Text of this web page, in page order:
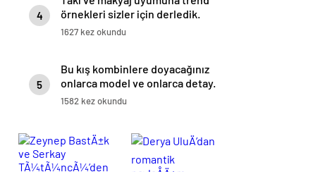
4
örnekleri sizler için derledik.
1627 kez okundu
5
Bu kış kombinlere doyacağınız
onlarca model ve onlarca detay.
1582 kez okundu